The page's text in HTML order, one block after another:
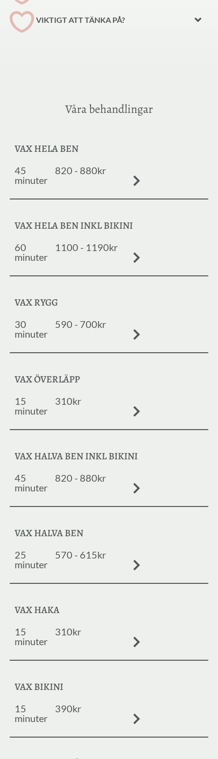
VIKTIGT ATT TÄNKA PÅ?​
Våra behandlingar
VAX HELA BEN
45
minuter
820 - 880kr
VAX HELA BEN INKL BIKINI
60
minuter
1100 - 1190kr
VAX RYGG
30
minuter
590 - 700kr
VAX ÖVERLÄPP
15
minuter
310kr
VAX HALVA BEN INKL BIKINI
45
minuter
820 - 880kr
VAX HALVA BEN
25
minuter
570 - 615kr
VAX HAKA
15
minuter
310kr
VAX BIKINI
15
minuter
390kr